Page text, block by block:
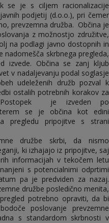
se je s ciljem racionalizacije
podjetij (d.o.o.), pri čemer
prevzemna družba. Občina je
z možnostjo združitve,
na podlagi javno dostopnih in
skrbnega pregleda,
izvede. Občina se zanj kljub
v nadaljevanju podal soglasje
udeleženih družb pozval k
ostalih potrebnih korakov za
Postopek je izveden po
se je občina kot edini
pregledu pripojitve s strani
družbe skrbi, da nismo
ki izhajajo iz pripojitve, saj
informacijah v tekočem letu
s potencialnimi odprtimi
pa je predviden za nazaj.
družbe posledično menita,
potrebno opraviti, da bi
poslovanje prevzemne
s standardom skrbnosti v